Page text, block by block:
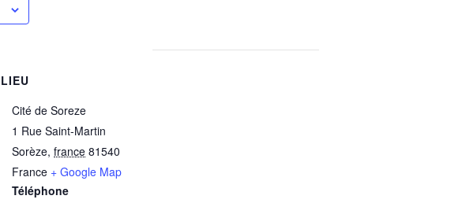
LIEU
Cité de Soreze
1 Rue Saint-Martin
Sorèze, france 81540
France + Google Map
Téléphone